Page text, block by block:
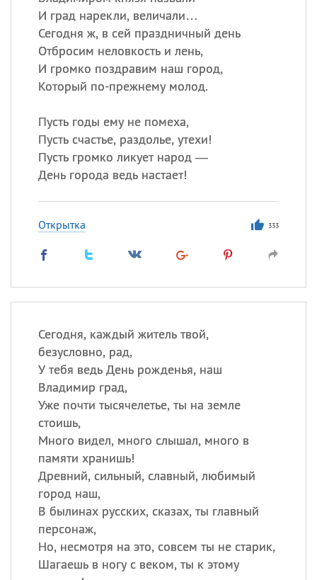
И град нарекли, величали…
Сегодня ж, в сей праздничный день
Отбросим неловкость и лень,
И громко поздравим наш город,
Который по-прежнему молод.
Пусть годы ему не помеха,
Пусть счастье, раздолье, утехи!
Пусть громко ликует народ —
День города ведь настает!
Открытка 333
Сегодня, каждый житель твой,
безусловно, рад,
У тебя ведь День рожденья, наш
Владимир град,
Уже почти тысячелетье, ты на земле
стоишь,
Много видел, много слышал, много в
памяти хранишь!
Древний, сильный, славный, любимый
город наш,
В былинах русских, сказах, ты главный
персонаж,
Но, несмотря на это, совсем ты не старик,
Шагаешь в ногу с веком, ты к этому